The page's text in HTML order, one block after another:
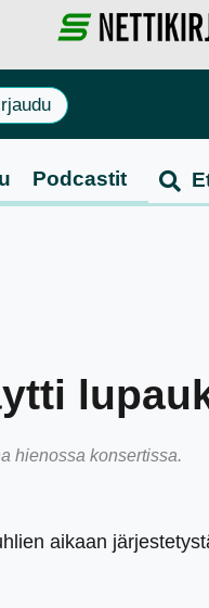
Podcastit
hienossa konsertissa.
aikaan